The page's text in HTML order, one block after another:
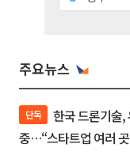
주요뉴스
단독
중…“스타트업 여러